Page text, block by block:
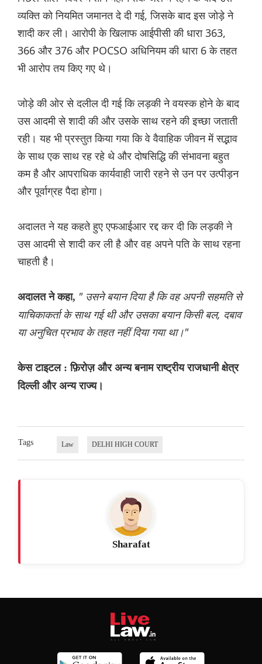
व्यक्ति को नियमित जमानत दे दी गई, जिसके बाद इस जोड़े ने
शादी कर ली। आरोपी के खिलाफ आईपीसी की धारा 363,
366 और 376 और POCSO अधिनियम की धारा 6 के तहत
भी आरोप तय किए गए थे।
जोड़े की ओर से दलील दी गई कि लड़की ने वयस्क होने के बाद
उस आदमी से शादी की और उसके साथ रहने की इच्छा जताती
रही। यह भी प्रस्तुत किया गया कि वे वैवाहिक जीवन में सद्भाव
के साथ एक साथ रह रहे थे और दोषसिद्धि की संभावना बहुत
कम है और आपराधिक कार्यवाही जारी रहने से उन पर उत्पीड़न
और पूर्वाग्रह पैदा होगा।
अदालत ने यह कहते हुए एफआईआर रद्द कर दी कि लड़की ने
उस आदमी से शादी कर ली है और वह अपने पति के साथ रहना
चाहती है।
अदालत ने कहा, " उसने बयान दिया है कि वह अपनी सहमति से
याचिकाकर्ता के साथ गई थी और उसका बयान किसी बल, दबाव
या अनुचित प्रभाव के तहत नहीं दिया गया था।"
केस टाइटल : फ़िरोज़ और अन्य बनाम राष्ट्रीय राजधानी क्षेत्र
दिल्ली और अन्य राज्य।
Tags Law DELHI HIGH COURT
Sharafat